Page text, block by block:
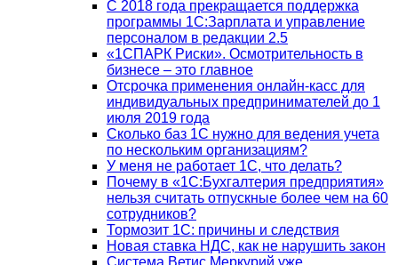
С 2018 года прекращается поддержка
программы 1С:Зарплата и управление
персоналом в редакции 2.5
«1СПАРК Риски». Осмотрительность в
бизнесе – это главное
Отсрочка применения онлайн-касс для
индивидуальных предпринимателей до 1
июля 2019 года
Сколько баз 1C нужно для ведения учета
по нескольким организациям?
У меня не работает 1С, что делать?
Почему в «1С:Бухгалтерия предприятия»
нельзя считать отпускные более чем на 60
сотрудников?
Тормозит 1C: причины и следствия
Новая ставка НДС, как не нарушить закон